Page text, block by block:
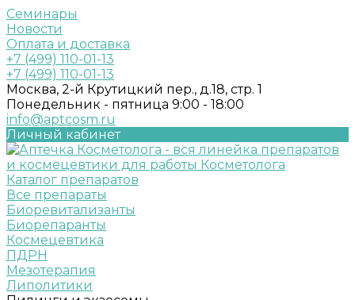
Семинары
Новости
Оплата и доставка
+7 (499) 110-01-13
+7 (499) 110-01-13
Москва, 2-й Крутицкий пер., д.18, стр. 1
Понедельник - пятница 9:00 - 18:00
info@aptcosm.ru
Личный кабинет
Каталог препаратов
Все препараты
Биоревитализанты
Биорепаранты
Космецевтика
ПДРН
Мезотерапия
Липолитики